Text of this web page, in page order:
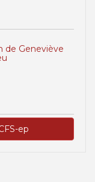
de Geneviève
ep